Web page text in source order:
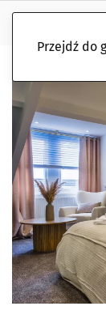
Przejdź do